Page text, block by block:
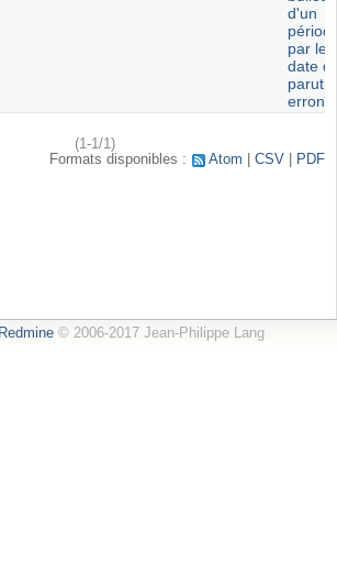
d'un
par
date
erroné
(1-1/1)
Formats disponibles :
Atom CSV PDF
Redmine© 2006-2017 Jean-Philippe Lang